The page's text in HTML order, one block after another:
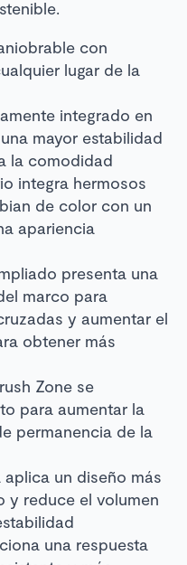
con
lugar de la
integrado en
mayor estabilidad
la comodidad
integra hermosos
de color con un
apariencia
presenta una
marco para
y aumentar el
obtener más
Zone se
para aumentar la
permanencia de la
un diseño más
y reduce el volumen
una respuesta